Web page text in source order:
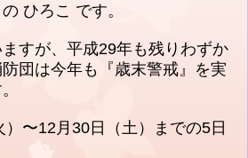
ひろこ です。
すが、平成29年も残りわずか
団は今年も『歳末警戒』を実
〜12月30日（土）までの5日